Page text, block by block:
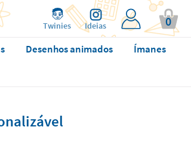
Twinies Ideias 0
Desenhos animados
Ímanes